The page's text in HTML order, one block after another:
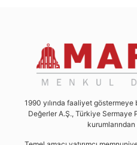
1990 yılında faaliyet
Değerler A.Ş., Türkiye Sermaye